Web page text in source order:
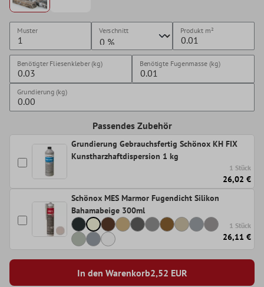
Muster Verschnitt Produkt m²
Benötigter Fliesenkleber (kg) Benötigte Fugenmasse (kg)
Grundierung (kg)
Passendes Zubehör
Grundierung Gebrauchsfertig Schönox KH FIX
Kunstharzhaftdispersion 1 kg
1 Stück
26,02 €
Schönox MES Marmor Fugendicht Silikon
Bahamabeige 300ml
1 Stück
26,11 €
In den Warenkorb2,52 EUR